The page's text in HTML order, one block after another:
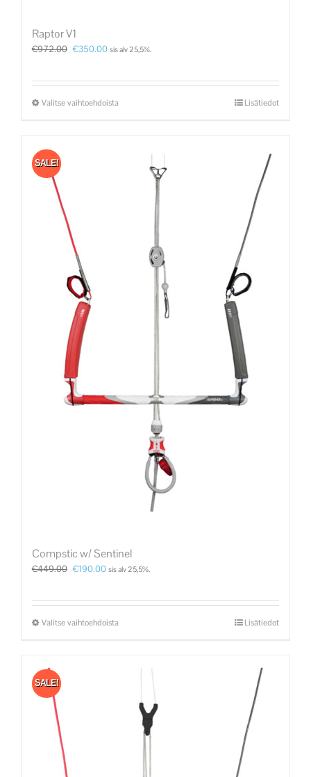
Raptor V1
€972.00 €350.00 sis alv 25,5%.
Valitse vaihtoehdoista Lisätiedot
SALE!
Compstic w/ Sentinel
€449.00 €190.00 sis alv 25,5%.
Valitse vaihtoehdoista Lisätiedot
SALE!